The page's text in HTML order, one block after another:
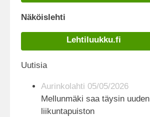
Näköislehti
Lehtiluukku.fi
Uutisia
Aurinkolahti 05/05/2026
Mellunmäki saa täysin uuden
liikuntapuiston